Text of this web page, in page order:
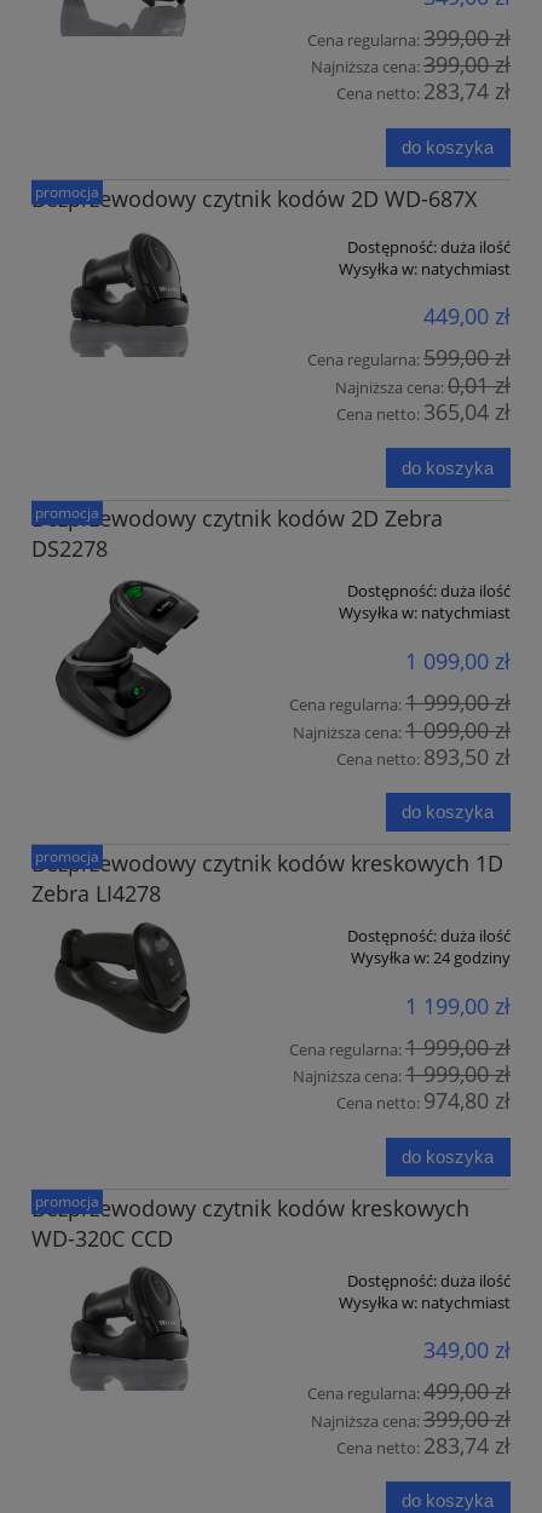
Cena regularna:399,00 zł
Najniższa cena:399,00 zł
Cena netto: 283,74 zł
do koszyka
Bezprzewodowy czytnik kodów 2D WD-687X
Dostępność:duża ilość
Wysyłka w: natychmiast
449,00 zł
Cena regularna:599,00 zł
Najniższa cena:0,01 zł
Cena netto: 365,04 zł
do koszyka
promocja
Bezprzewodowy czytnik kodów 2D Zebra
DS2278
Dostępność:duża ilość
Wysyłka w: natychmiast
1 099,00 zł
Cena regularna:1 999,00 zł
Najniższa cena:1 099,00 zł
Cena netto: 893,50 zł
do koszyka
promocja
Bezprzewodowy czytnik kodów kreskowych 1D
Zebra LI4278
Dostępność:duża ilość
Wysyłka w:24 godziny
1 199,00 zł
Cena regularna:1 999,00 zł
Najniższa cena:1 999,00 zł
Cena netto: 974,80 zł
do koszyka
promocja
Bezprzewodowy czytnik kodów kreskowych
WD-320C CCD
Dostępność:duża ilość
Wysyłka w: natychmiast
349,00 zł
Cena regularna:499,00 zł
Najniższa cena:399,00 zł
Cena netto: 283,74 zł
do koszyka
promocja